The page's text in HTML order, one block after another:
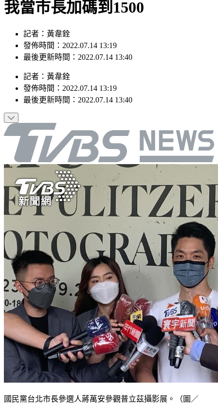
發佈時間：2022.07.14 13:19
最後更新時間：2022.07.14 13:40
發佈時間：2022.07.14 13:19
最後更新時間：2022.07.14 13:40
TVBS）